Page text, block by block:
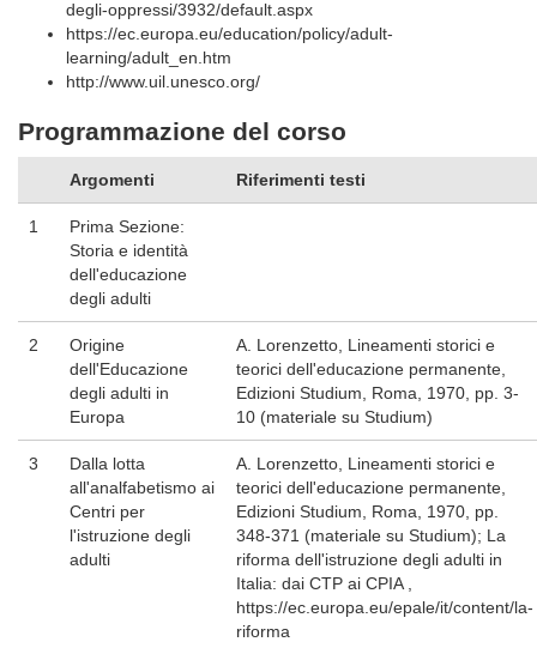
degli-oppressi/3932/default.aspx
https://ec.europa.eu/education/policy/adult-
learning/adult_en.htm
http://www.uil.unesco.org/
Programmazione del corso
Argomenti Riferimenti testi
1
Prima Sezione:
Storia e identità
dell'educazione
degli adulti
2
Origine
dell'Educazione
degli adulti in
Europa
A. Lorenzetto, Lineamenti storici e
teorici dell'educazione permanente,
Edizioni Studium, Roma, 1970, pp. 3-
10 (materiale su Studium)
3
Dalla lotta
all'analfabetismo ai
Centri per
l'istruzione degli
adulti
A. Lorenzetto, Lineamenti storici e
teorici dell'educazione permanente,
Edizioni Studium, Roma, 1970, pp.
348-371 (materiale su Studium); La
riforma dell'istruzione degli adulti in
Italia: dai CTP ai CPIA ,
https://ec.europa.eu/epale/it/content/la-
riforma